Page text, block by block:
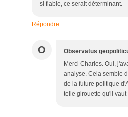
si fiable, ce serait déterminant.
Répondre
O Observatus
Merci Charles. Oui,
analyse. Cela semble
de la future politique
telle girouette qu'il